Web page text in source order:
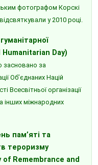
фотографом Корскі
у 2010 році.
Day)
засновано за
Об’єднаних Націй
Всесвітньої організації
інших міжнародних
пам’яті та
тероризму
Remembrance and